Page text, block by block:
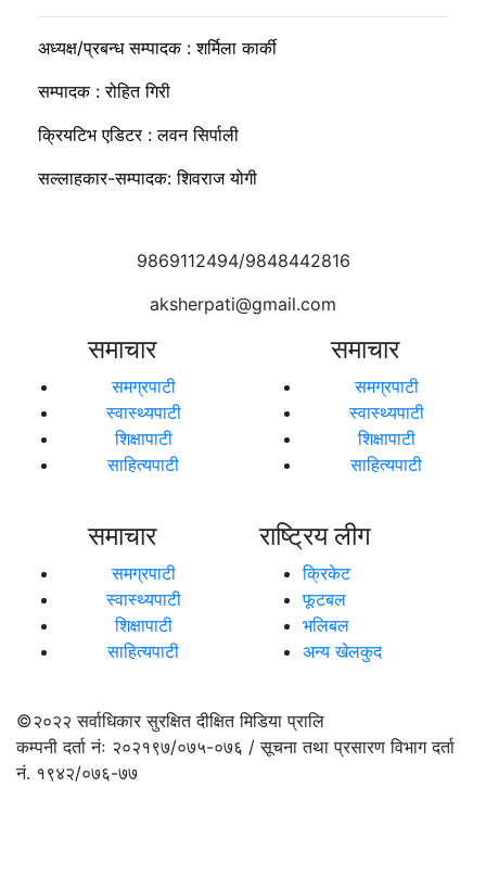
अध्यक्ष/प्रबन्ध सम्पादक : शर्मिला कार्की
सम्पादक : रोहित गिरी
क्रियटिभ एडिटर : लवन सिर्पाली
सल्लाहकार-सम्पादक: शिवराज योगी
9869112494/9848442816
aksherpati@gmail.com
समाचार
समग्रपाटी
स्वास्थ्यपाटी
शिक्षापाटी
साहित्यपाटी
समाचार
समग्रपाटी
स्वास्थ्यपाटी
शिक्षापाटी
साहित्यपाटी
समाचार
समग्रपाटी
स्वास्थ्यपाटी
शिक्षापाटी
साहित्यपाटी
राष्ट्रिय लीग
क्रिकेट
फूटबल
भलिबल
अन्य खेलकुद
©२०२२सर्वाधिकार सुरक्षित दीक्षित मिडिया प्रालि
कम्पनी दर्ता नंः २०२१९७/०७५-०७६ / सूचना तथा प्रसारण विभाग दर्ता
नं. १९४२/०७६-७७